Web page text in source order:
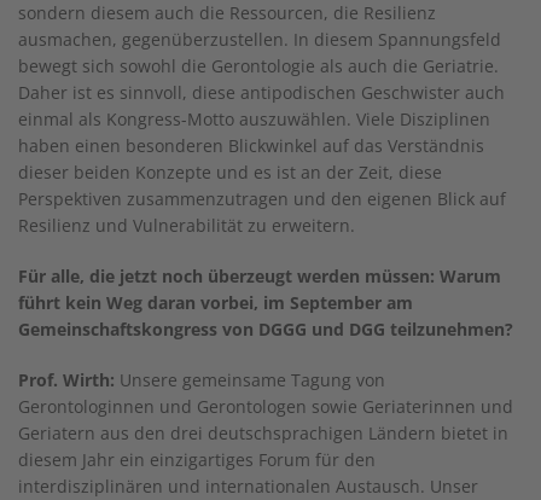
sondern diesem auch die Ressourcen, die Resilienz
ausmachen, gegenüberzustellen. In diesem Spannungsfeld
bewegt sich sowohl die Gerontologie als auch die Geriatrie.
Daher ist es sinnvoll, diese antipodischen Geschwister auch
einmal als Kongress-Motto auszuwählen. Viele Disziplinen
haben einen besonderen Blickwinkel auf das Verständnis
dieser beiden Konzepte und es ist an der Zeit, diese
Perspektiven zusammenzutragen und den eigenen Blick auf
Resilienz und Vulnerabilität zu erweitern.
Für alle, die jetzt noch überzeugt werden müssen: Warum
führt kein Weg daran vorbei, im September am
Gemeinschaftskongress von DGGG und DGG teilzunehmen?
Prof. Wirth: Unsere gemeinsame Tagung von
Gerontologinnen und Gerontologen sowie Geriaterinnen und
Geriatern aus den drei deutschsprachigen Ländern bietet in
diesem Jahr ein einzigartiges Forum für den
interdisziplinären und internationalen Austausch. Unser